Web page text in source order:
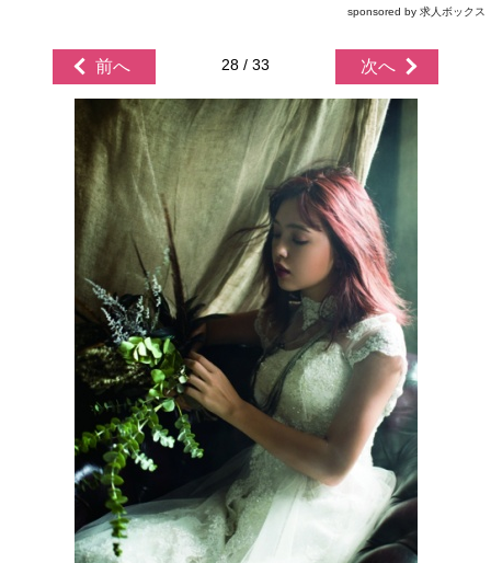
sponsored by 求人ボックス
前へ 28 / 33 次へ